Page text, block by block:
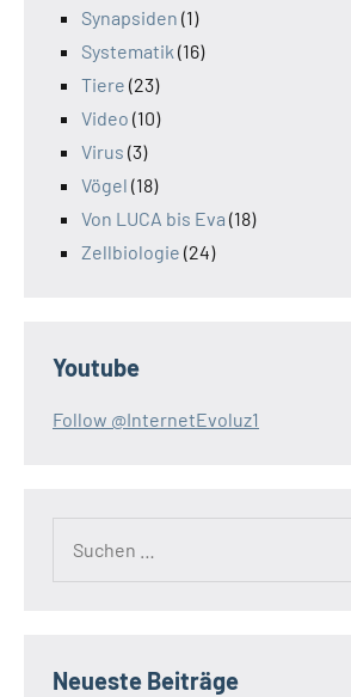
Synapsiden (1)
Systematik (16)
Tiere (23)
Video (10)
Virus (3)
Vögel (18)
Von LUCA bis Eva (18)
Zellbiologie (24)
Youtube
Follow @InternetEvoluz1
Neueste Beiträge